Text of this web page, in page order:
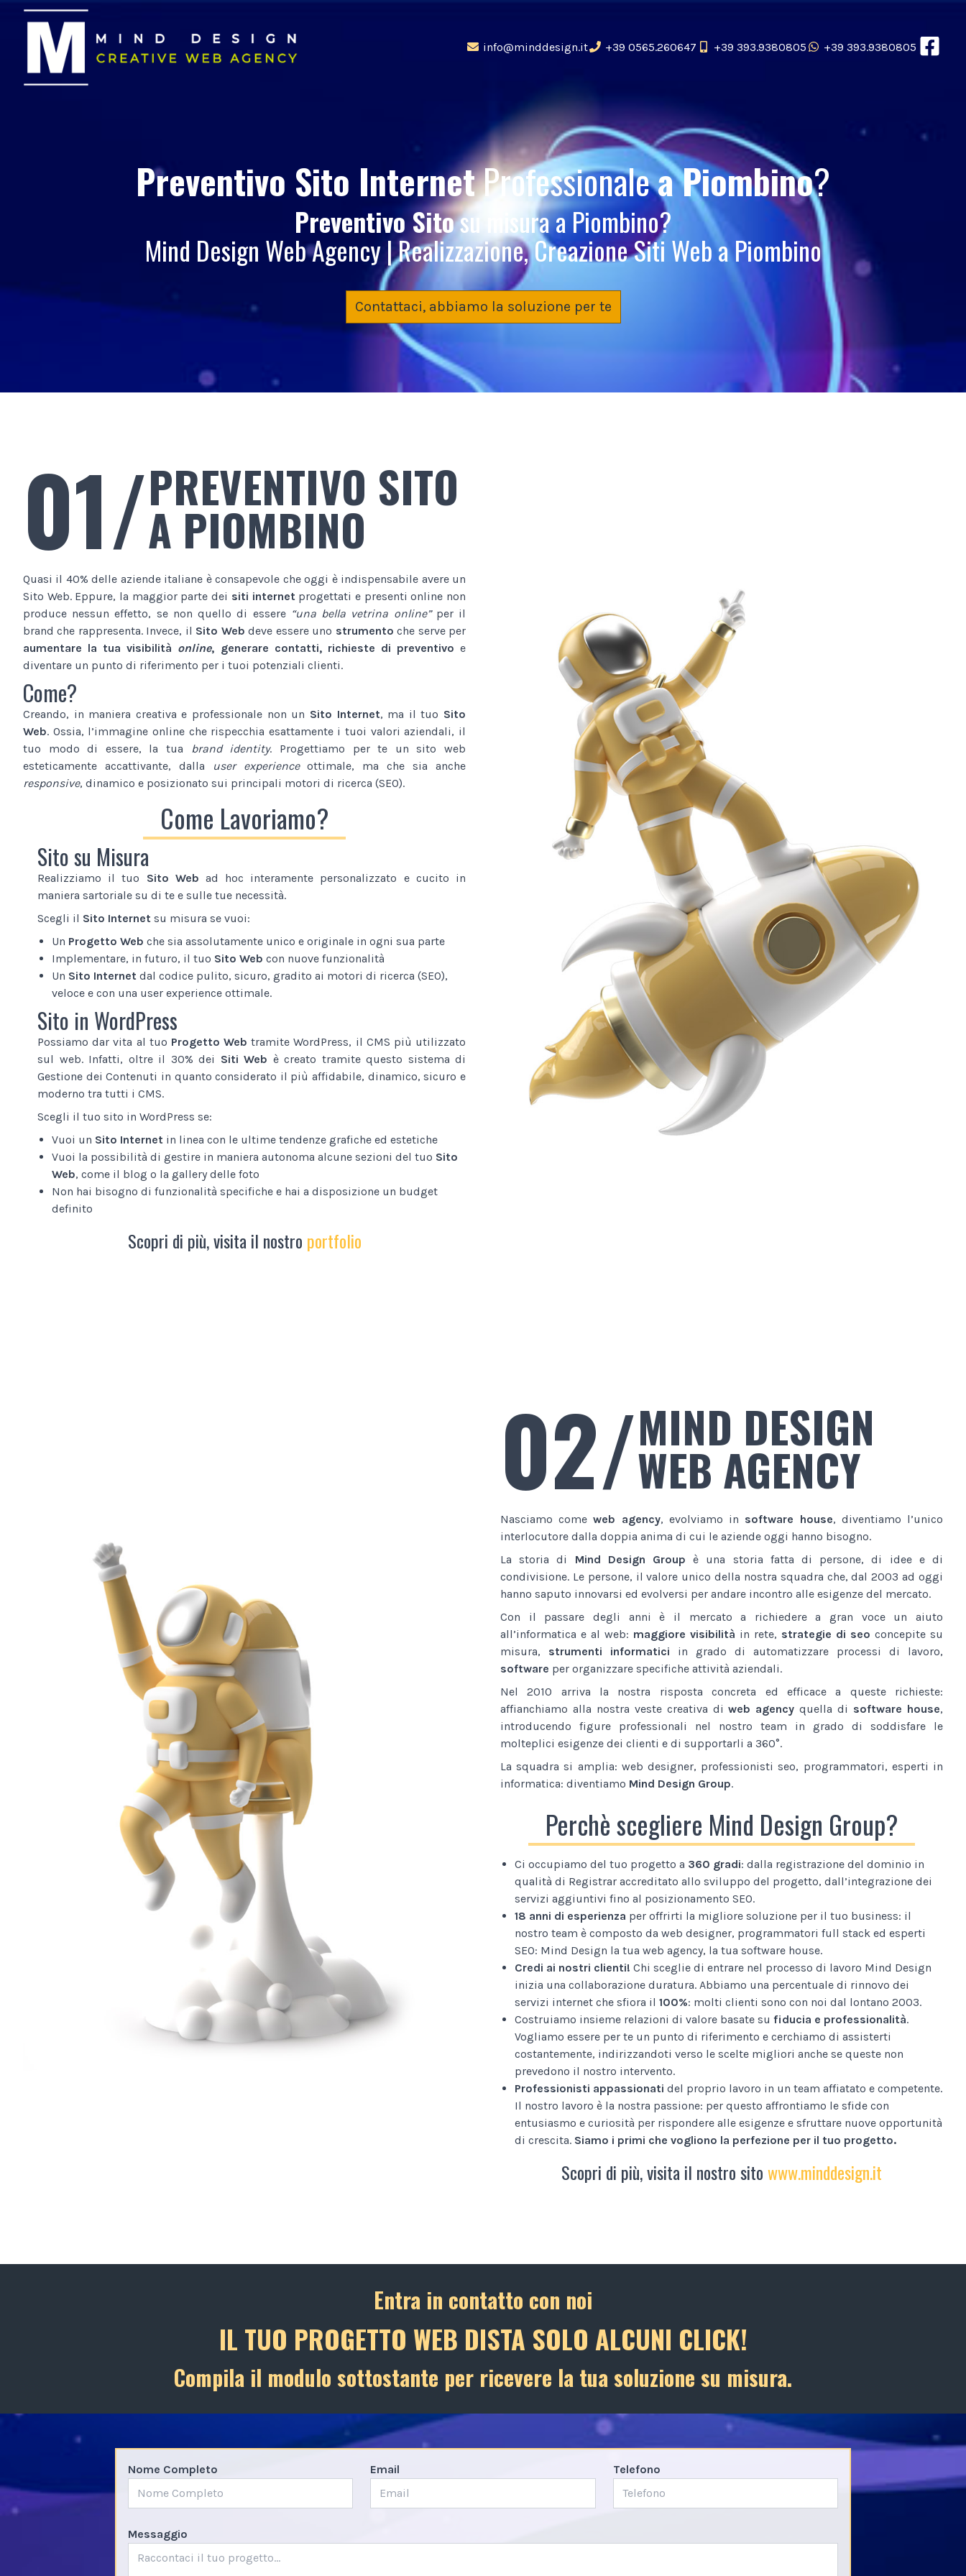
info@minddesign.it +39 0565.260647 +39 393.9380805 +39 393.9380805
Preventivo Sito InternetProfessionalea Piombino?
Preventivo Sitosu misura a Piombino?
Mind Design Web Agency | Realizzazione, Creazione Siti Web a Piombino
Contattaci, abbiamo la soluzione per te
01/PREVENTIVO SITO
A PIOMBINO
Quasi il 40% delle aziende italiane è consapevole che oggi è indispensabile avere un
Sito Web. Eppure, la maggior parte dei siti internet progettati e presenti online non
produce nessun effetto, se non quello di essere “una bella vetrina online”per il
brand che rappresenta. Invece, il Sito Web deve essere uno strumento che serve per
aumentare la tua visibilità online, generare contatti, richieste di preventivo e
diventare un punto di riferimento per i tuoi potenziali clienti.
Come?
Creando, in maniera creativa e professionale non un Sito Internet, ma il tuo Sito
Web. Ossia, l’immagine online che rispecchia esattamente i tuoi valori aziendali, il
tuo modo di essere, la tua
brand identity. Progettiamo per te un sito web
esteticamente accattivante, dalla
user experienceottimale, ma che sia anche
responsive, dinamico e posizionato sui principali motori di ricerca (SEO).
Come Lavoriamo?
Sito su Misura
Realizziamo il tuo Sito Web ad hoc interamente personalizzato e cucito in
maniera sartoriale su di te e sulle tue necessità.
Scegli il Sito Internet su misura se vuoi:
Un Progetto Web che sia assolutamente unico e originale in ogni sua parte
Implementare, in futuro, il tuo Sito Web con nuove funzionalità
Un Sito Internet dal codice pulito, sicuro, gradito ai motori di ricerca (SEO),
veloce e con una user experience ottimale.
Sito in WordPress
Possiamo dar vita al tuo Progetto Web tramite WordPress, il CMS più utilizzato
sul web. Infatti, oltre il 30% dei Siti Web è creato tramite questo sistema di
Gestione dei Contenuti in quanto considerato il più affidabile, dinamico, sicuro e
moderno tra tutti i CMS.
Scegli il tuo sito in WordPress se:
Vuoi un Sito Internet in linea con le ultime tendenze grafiche ed estetiche
Vuoi la possibilità di gestire in maniera autonoma alcune sezioni del tuo Sito
Web, come il blog o la gallery delle foto
Non hai bisogno di funzionalità specifiche e hai a disposizione un budget
definito
Scopri di più, visita il nostro portfolio
02/MIND DESIGN
WEB AGENCY
Nasciamo comeweb agency, evolviamo in software house, diventiamo l’unico
interlocutore dalla doppia anima di cui le aziende oggi hanno bisogno.
La storia di Mind Design Group è una storia fatta di persone, di idee e di
condivisione. Le persone, il valore unico della nostra squadra che, dal 2003 ad oggi
hanno saputo innovarsi ed evolversi per andare incontro alle esigenze del mercato.
Con il passare degli anni è il mercato a richiedere a gran voce un aiuto
all’informatica e al web: maggiore visibilità in rete, strategie di seo concepite su
misura, strumenti informatici in grado di automatizzare processi di lavoro,
software per organizzare specifiche attività aziendali.
Nel 2010 arriva la nostra risposta concreta ed efficace a queste richieste:
affianchiamo alla nostra veste creativa diweb agency quella di software house,
introducendo figure professionali nel nostro team in grado di soddisfare le
molteplici esigenze dei clienti e di supportarli a 360°.
La squadra si amplia: web designer, professionisti seo, programmatori, esperti in
informatica: diventiamo Mind Design Group.
Perchè scegliere Mind Design Group?
Ci occupiamo del tuo progetto a 360 gradi: dalla registrazione del dominio in
qualità di Registrar accreditato allo sviluppo del progetto, dall’integrazione dei
servizi aggiuntivi fino al posizionamento SEO.
18 anni di esperienza per offrirti la migliore soluzione per il tuo business: il
nostro team è composto da web designer, programmatori full stack ed esperti
SEO: Mind Design la tua web agency, la tua software house.
Credi ai nostri clienti! Chi sceglie di entrare nel processo di lavoro Mind Design
inizia una collaborazione duratura. Abbiamo una percentuale di rinnovo dei
servizi internet che sfiora il 100%: molti clienti sono con noi dal lontano 2003.
Costruiamo insieme relazioni di valore basate su fiducia e professionalità.
Vogliamo essere per te un punto di riferimento e cerchiamo di assisterti
costantemente, indirizzandoti verso le scelte migliori anche se queste non
prevedono il nostro intervento.
Professionisti appassionati del proprio lavoro in un team affiatato e competente.
Il nostro lavoro è la nostra passione: per questo affrontiamo le sfide con
entusiasmo e curiosità per rispondere alle esigenze e sfruttare nuove opportunità
di crescita. Siamo i primi che vogliono la perfezione per il tuo progetto.
Scopri di più, visita il nostro sitowww.minddesign.it
Entra in contatto con noi
IL TUO PROGETTO WEB DISTA SOLO ALCUNI CLICK!
Compila il modulo sottostante per ricevere la tua soluzione su misura.
Nome Completo Email Telefono
Messaggio